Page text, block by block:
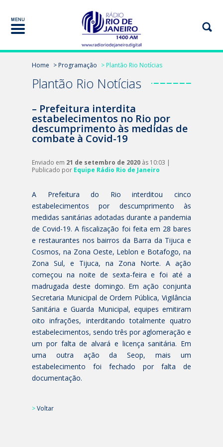
Home > Programação > Plantão Rio Notícias
Plantão Rio Notícias
– Prefeitura interdita
estabelecimentos no Rio por
descumprimento às medidas de
combate à Covid-19
Enviado em 21 de setembro de 2020 às 10:03 |
Publicado por Equipe Rádio Rio de Janeiro
A Prefeitura do Rio interditou cinco
estabelecimentos por descumprimento às
medidas sanitárias adotadas durante a pandemia
de Covid-19. A fiscalização foi feita em 28 bares
e restaurantes nos bairros da Barra da Tijuca e
Cosmos, na Zona Oeste, Leblon e Botafogo, na
Zona Sul, e Tijuca, na Zona Norte. A ação
começou na noite de sexta-feira e foi até a
madrugada deste domingo. Em ação conjunta
Secretaria Municipal de Ordem Pública, Vigilância
Sanitária e Guarda Municipal, equipes emitiram
oito infrações, interditando totalmente quatro
estabelecimentos, sendo três por aglomeração e
um por falta de alvará e licença sanitária. Em
uma outra ação da Seop, mais um
estabelecimento foi fechado por falta de
documentação.
>Voltar